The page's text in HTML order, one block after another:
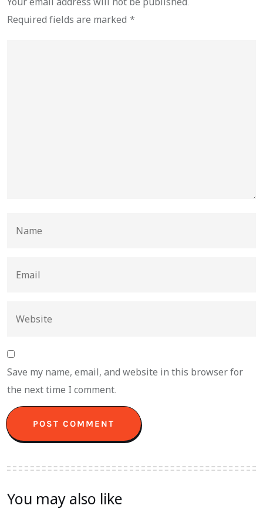
Required fields are marked *
Save my name, email, and website in this browser for
the next time I comment.
You may also like